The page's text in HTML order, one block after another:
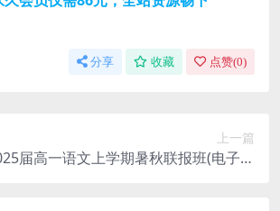
分享 收藏 点赞(0)
上一篇
届高一语文上学期暑秋联报班(电子讲